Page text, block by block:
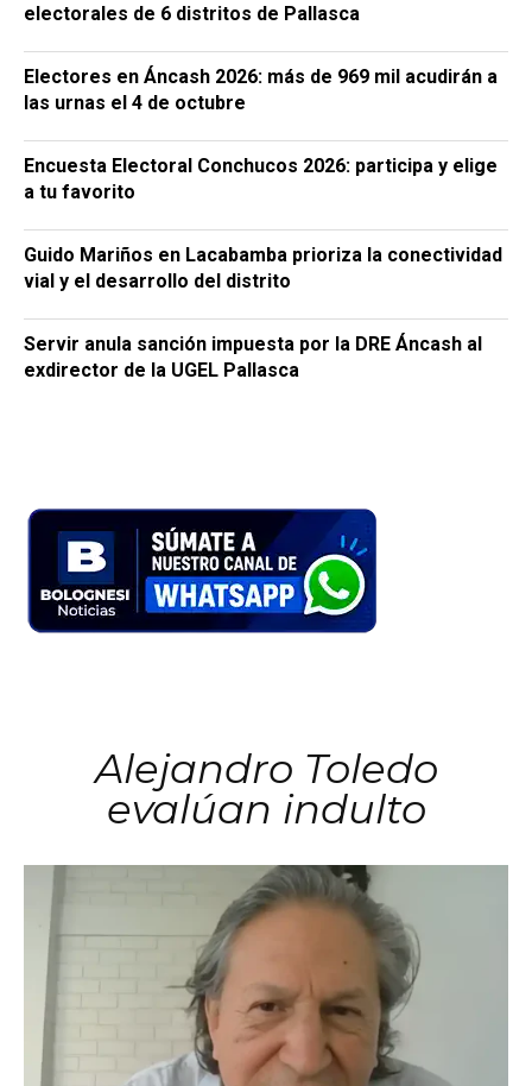
electorales de 6 distritos de Pallasca
Electores en Áncash 2026: más de 969 mil acudirán a
las urnas el 4 de octubre
Encuesta Electoral Conchucos 2026: participa y elige
a tu favorito
Guido Mariños en Lacabamba prioriza la conectividad
vial y el desarrollo del distrito
Servir anula sanción impuesta por la DRE Áncash al
exdirector de la UGEL Pallasca
Alejandro Toledo
evalúan indulto